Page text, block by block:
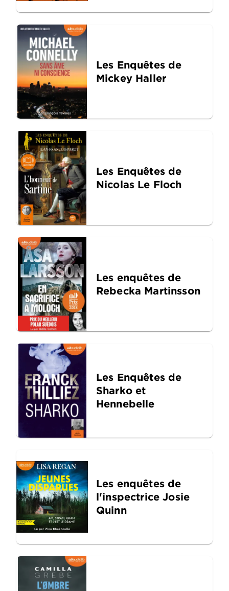
Les Enquêtes de
Mickey Haller
Les Enquêtes de
Nicolas Le Floch
Les enquêtes de
Rebecka Martinsson
Les Enquêtes de
Sharko et
Hennebelle
Les enquêtes de
l'inspectrice Josie
Quinn